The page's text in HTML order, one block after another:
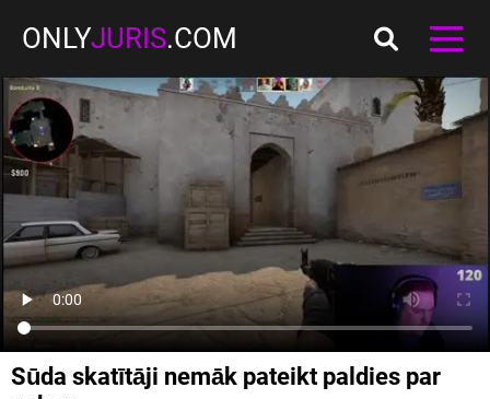
ONLYJURIS.COM
Sūda skatītāji nemāk pateikt paldies par